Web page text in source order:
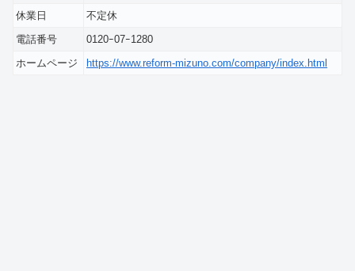
休業日
不定休
電話番号
0120ｰ07ｰ1280
ホームページ
https://www.reform-mizuno.com/company/index.html